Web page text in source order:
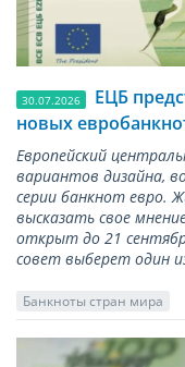
30.07.2026
ЕЦБ
новых
Европейский
вариантов дизайна,
серии банкнот евро.
высказать свое
открыт до 21
совет выберет один
Банкноты стран мира